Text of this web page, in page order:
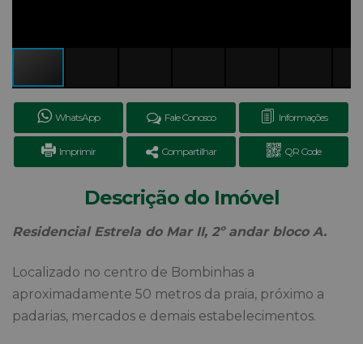
WhatsApp Fale Conosco Informações
Imprimir Compartilhar QR Code
Descrição do Imóvel
Residencial Estrela do Mar II, 2º andar bloco A.
Localizado no centro de Bombinhas a
aproximadamente 50 metros da praia, próximo a
padarias, mercados e demais estabelecimentos.